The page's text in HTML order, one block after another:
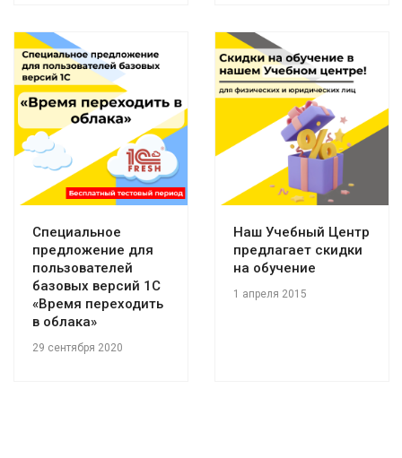
Специальное
предложение для
пользователей
базовых версий 1С
«Время переходить
в облака»
29 сентября 2020
Наш Учебный Центр
предлагает скидки
на обучение
1 апреля 2015